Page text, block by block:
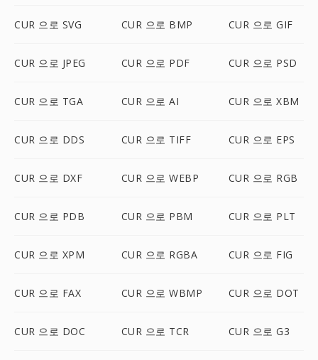
CUR 으로 SVG CUR 으로 BMP CUR 으로 GIF
CUR 으로 JPEG CUR 으로 PDF CUR 으로 PSD
CUR 으로 TGA CUR 으로 AI CUR 으로 XBM
CUR 으로 DDS CUR 으로 TIFF CUR 으로 EPS
CUR 으로 DXF CUR 으로 WEBP CUR 으로 RGB
CUR 으로 PDB CUR 으로 PBM CUR 으로 PLT
CUR 으로 XPM CUR 으로 RGBA CUR 으로 FIG
CUR 으로 FAX CUR 으로 WBMP CUR 으로 DOT
CUR 으로 DOC CUR 으로 TCR CUR 으로 G3